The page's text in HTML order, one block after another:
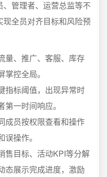
管理者、运营总监等不
全员对齐目标和风险预
量、推广、客服、库存
控全局。
指标阈值，出现异常时
一时间响应。
成员按权限查看和操作
操作。
售目标、活动KPI等分解
态展示完成进度，激励